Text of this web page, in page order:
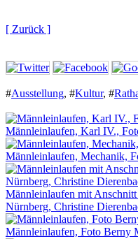
[ Zurück ]
#Ausstellung, #Kultur, #
Männleinlaufen, Karl IV.,
Männleinlaufen, Mechanik,
Männleinlaufen mit
Nürnberg, Christine
Männleinlaufen, Foto Berny